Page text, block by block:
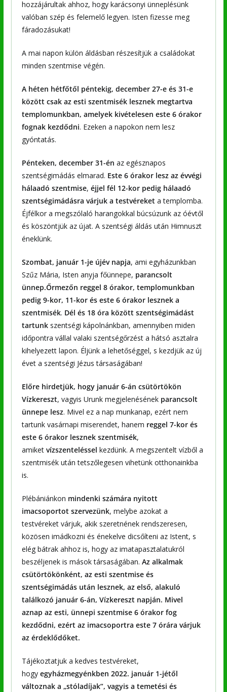
hozzájárultak ahhoz, hogy karácsonyi ünneplésünk
valóban szép és felemelő legyen. Isten fizesse meg
fáradozásukat!
A mai napon külön áldásban részesítjük a családokat
minden szentmise végén.
A héten hétfőtől péntekig, december 27-e és 31-e
között csak az esti szentmisék lesznek megtartva
templomunkban, amelyek kivételesen este 6 órakor
fognak kezdődni. Ezeken a napokon nem lesz
gyóntatás.
Pénteken, december 31-én az egésznapos
szentségimádás elmarad. Este 6 órakor lesz az évvégi
hálaadó szentmise, éjjel fél 12-kor pedig hálaadó
szentségimádásra várjuk a testvéreketa templomba.
Éjfélkor a megszólaló harangokkal búcsúzunk az óévtől
és köszöntjük az újat. A szentségi áldás után Himnuszt
éneklünk.
Szombat, január 1-je újév napja, ami egyházunkban
Szűz Mária, Isten anyja főünnepe, parancsolt
ünnep.Őrmezőn reggel 8 órakor, templomunkban
pedig 9-kor, 11-kor és este 6 órakor lesznek a
szentmisék. Dél és 18 óra között szentségimádást
tartunkszentségi kápolnánkban, amennyiben miden
időpontra vállal valaki szentségőrzést a hátsó asztalra
kihelyezett lapon. Éljünk a lehetőséggel, s kezdjük az új
évet a szentségi Jézus társaságában!
Előre hirdetjük, hogy január 6-án csütörtökön
Vízkereszt, vagyis Urunk megjelenésének parancsolt
ünnepe lesz. Mivel ez a nap munkanap, ezért nem
tartunk vasárnapi miserendet, hanem reggel 7-kor és
este 6 órakor lesznek szentmisék,
amiket vízszenteléssel kezdünk. A megszentelt vízből a
szentmisék után tetszőlegesen vihetünk otthonainkba
is.
Plébániánkon mindenki számára nyitott
imacsoportot szervezünk, melybe azokat a
testvéreket várjuk, akik szeretnének rendszeresen,
közösen imádkozni és énekelve dicsőíteni az Istent, s
elég bátrak ahhoz is, hogy az imatapasztalatukról
beszéljenek is mások társaságában. Az alkalmak
csütörtökönként, az esti szentmise és
szentségimádás után lesznek, az első, alakuló
találkozó január 6-án, Vízkereszt napján. Mivel
aznap az esti, ünnepi szentmise 6 órakor fog
kezdődni, ezért az imacsoportra este 7 órára várjuk
az érdeklődőket.
Tájékoztatjuk a kedves testvéreket,
hogy egyházmegyénkben 2022. január 1-jétől
változnak a „stóladíjak”, vagyis a temetési és